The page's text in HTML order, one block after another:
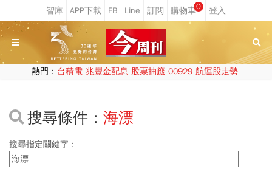
0
熱門： 台積電 兆豐金配息 股票抽籤 00929 航運股走勢
搜尋條件： 海漂
搜尋指定關鍵字：